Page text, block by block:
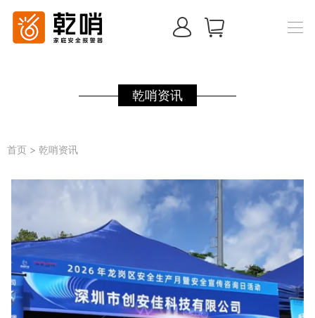
乾哨资讯
首页 > 乾哨资讯